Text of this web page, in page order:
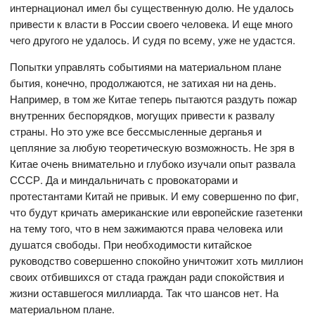
интернационал имел бы существенную долю. Не удалось
привести к власти в России своего человека. И еще много
чего другого не удалось. И судя по всему, уже не удастся.
Попытки управлять событиями на материальном плане
бытия, конечно, продолжаются, не затихая ни на день.
Например, в том же Китае теперь пытаются раздуть пожар
внутренних беспорядков, могущих привести к развалу
страны. Но это уже все бессмысленные дерганья и
цепляние за любую теоретическую возможность. Не зря в
Китае очень внимательно и глубоко изучали опыт развала
СССР. Да и миндальничать с провокаторами и
протестантами Китай не привык. И ему совершенно по фиг,
что будут кричать американские или европейские газетенки
на тему того, что в нем зажимаются права человека или
душатся свободы. При необходимости китайское
руководство совершенно спокойно уничтожит хоть миллион
своих отбившихся от стада граждан ради спокойствия и
жизни оставшегося миллиарда. Так что шансов нет. На
материальном плане.